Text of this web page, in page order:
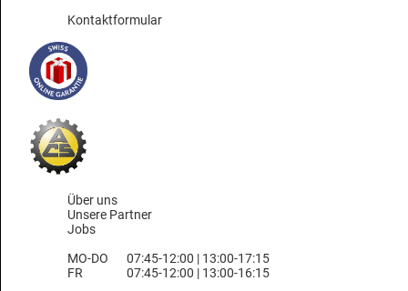
Kontaktformular
Über uns
Unsere Partner
Jobs
MO-DO
FR
07:45-12:00 | 13:00-17:15
07:45-12:00 | 13:00-16:15